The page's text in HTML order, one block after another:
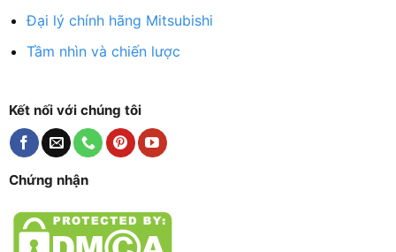
Đại lý chính hãng Mitsubishi
Tầm nhìn và chiến lược
Kết nối với chúng tôi
Chứng nhận